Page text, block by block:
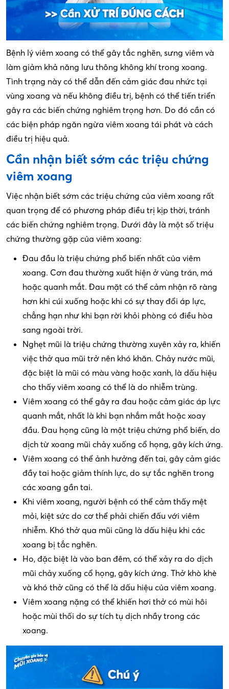
Bệnh lý viêm xoang có thể gây tắc nghẽn, sưng viêm và
làm giảm khả năng lưu thông không khí trong xoang.
Tình trạng này có thể dẫn đến cảm giác đau nhức tại
vùng xoang và nếu không điều trị, bệnh có thể tiến triển
gây ra các biến chứng nghiêm trọng hơn. Do đó cần có
các biện pháp ngăn ngừa viêm xoang tái phát và cách
điều trị hiệu quả.
Cần nhận biết sớm các triệu chứng
viêm xoang
Việc nhận biết sớm các triệu chứng của viêm xoang rất
quan trọng để có phương pháp điều trị kịp thời, tránh
các biến chứng nghiêm trọng. Dưới đây là một số triệu
chứng thường gặp của viêm xoang:
Đau đầu là triệu chứng phổ biến nhất của viêm
xoang. Cơn đau thường xuất hiện ở vùng trán, má
hoặc quanh mắt. Đau mặt có thể cảm nhận rõ ràng
hơn khi cúi xuống hoặc khi có sự thay đổi áp lực,
chẳng hạn như khi bạn rời khỏi phòng có điều hòa
sang ngoài trời.
Nghẹt mũi là triệu chứng thường xuyên xảy ra, khiến
việc thở qua mũi trở nên khó khăn. Chảy nước mũi,
đặc biệt là mũi có màu vàng hoặc xanh, là dấu hiệu
cho thấy viêm xoang có thể là do nhiễm trùng.
Viêm xoang có thể gây ra đau hoặc cảm giác áp lực
quanh mắt, nhất là khi bạn nhắm mắt hoặc xoay
đầu. Đau họng cũng là một triệu chứng phổ biến, do
dịch từ xoang mũi chảy xuống cổ họng, gây kích ứng.
Viêm xoang có thể ảnh hưởng đến tai, gây cảm giác
đầy tai hoặc giảm thính lực, do sự tắc nghẽn trong
các xoang gần tai.
Khi viêm xoang, người bệnh có thể cảm thấy mệt
mỏi, kiệt sức do cơ thể phải chiến đấu với viêm
nhiễm. Khó thở qua mũi cũng là dấu hiệu khi các
xoang bị tắc nghẽn.
Ho, đặc biệt là vào ban đêm, có thể xảy ra do dịch
mũi chảy xuống cổ họng, gây kích ứng. Thở khò khè
và khó thở cũng có thể là dấu hiệu của viêm xoang.
Viêm xoang nặng có thể khiến hơi thở có mùi hôi
hoặc mùi thối do sự tích tụ dịch nhầy trong các
xoang.